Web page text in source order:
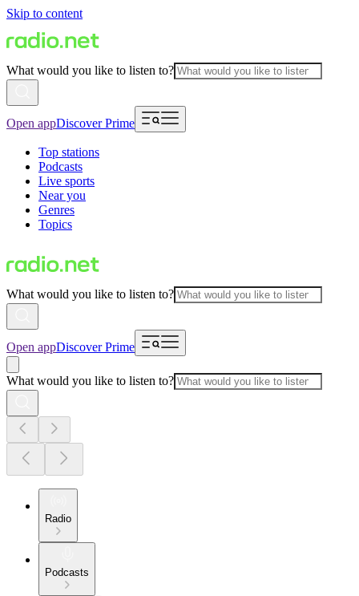
Skip to content
What would you like to listen to?
Open appDiscover Prime
Top stations
Podcasts
Live sports
Near you
Genres
Topics
What would you like to listen to?
Open appDiscover Prime
What would you like to listen to?
Radio
Podcasts